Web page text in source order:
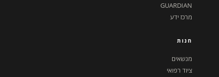
GUARDIAN
מרכז ידע
חנות
מנשאים
ציוד רפואי